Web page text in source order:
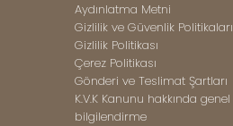
Aydınlatma Metni
Gizlilik ve Güvenlik Politikaları
Gizlilik Politikası
Çerez Politikası
Gönderi ve Teslimat Şartları
K.V.K Kanunu hakkında genel
bilgilendirme